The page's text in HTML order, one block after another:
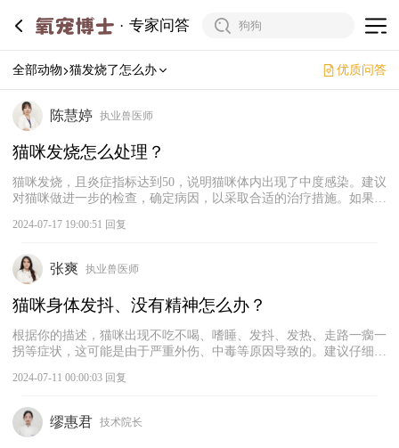
专家问答
全部动物 猫发烧了怎么办 优质问答
陈慧婷 执业兽医师
猫咪发烧怎么处理？
猫咪发烧，且炎症指标达到50，说明猫咪体内出现了中度感染。建议
对猫咪做进一步的检查，确定病因，以采取合适的治疗措施。如果猫
症较高。无论如何，需要确定病因后再进行治疗，避免盲目用药。如
心动图、X光片检查等。
2024-07-17 19:00:51 回复
张爽 执业兽医师
猫咪身体发抖、没有精神怎么办？
根据你的描述，猫咪出现不吃不喝、嗜睡、发抖、发热、走路一瘸一
拐等症状，这可能是由于严重外伤、中毒等原因导致的。建议仔细检
会引发发热等症状。如果排除外伤，建议及时带猫咪去宠物医院检
给猫咪洗胃、解毒。
2024-07-11 00:00:03 回复
缪惠君 技术院长